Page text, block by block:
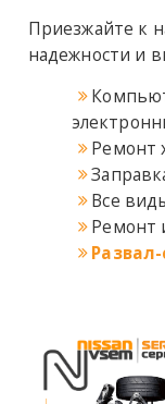
Приезжайте к
надежности и
Ремонт
Все
Ремонт